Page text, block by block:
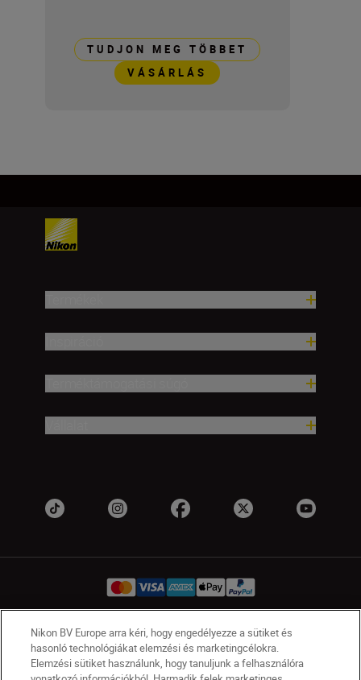
TUDJON MEG TÖBBET
VÁSÁRLÁS
HU Nikon Sites
Lépjen kapcsolatba velünk
Adatvédelmi nyilatkozat
Nikon BV Europe arra kéri, hogy engedélyezze a sütiket és
hasonló technológiákat elemzési és marketingcélokra.
Elemzési sütiket használunk, hogy tanuljunk a felhasználóra